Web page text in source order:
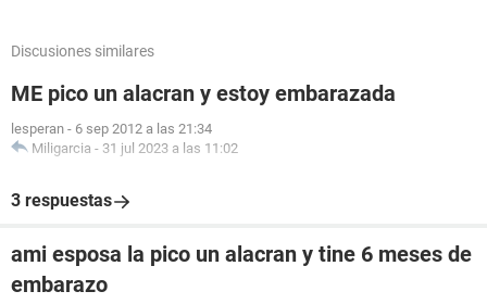
Discusiones similares
ME pico un alacran y estoy embarazada
lesperan - 6 sep 2012 a las 21:34
Miligarcia - 31 jul 2023 a las 11:02
3 respuestas
ami esposa la pico un alacran y tine 6 meses de
embarazo